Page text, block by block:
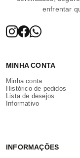
enfrentar
MINHA CONTA
Minha conta
Histórico de pedidos
Lista de desejos
Informativo
INFORMAÇÕES